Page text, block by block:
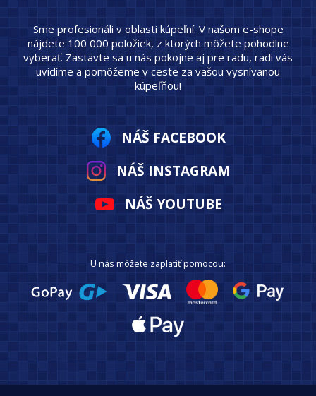
Sme profesionáli v oblasti kúpeľní. V našom e-shope
nájdete 100 000 položiek, z ktorých môžete pohodlne
vyberať. Zastavte sa u nás pokojne aj pre radu, radi vás
uvidíme a pomôžeme v ceste za vašou vysnívanou
kúpeľňou!
NÁŠ FACEBOOK
NÁŠ INSTAGRAM
NÁŠ YOUTUBE
U nás môžete zaplatiť pomocou: